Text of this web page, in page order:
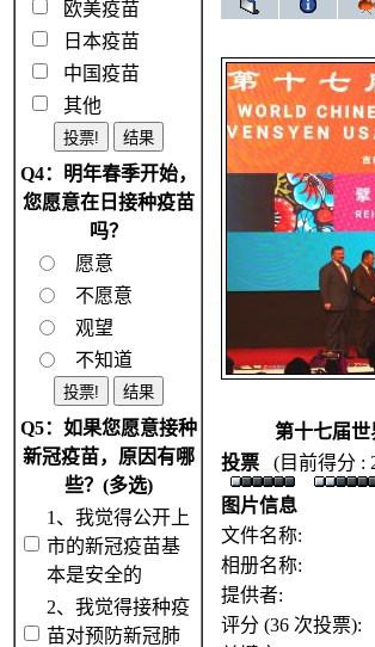
欧美疫苗
日本疫苗
中国疫苗
其他
Q4：明年春季开始，
您愿意在日接种疫苗
吗？
愿意
不愿意
观望
不知道
Q5：如果您愿意接种
新冠疫苗，原因有哪
些？(多选)
1、我觉得公开上
市的新冠疫苗基
本是安全的
2、我觉得接种疫
苗对预防新冠肺
第十七届
投票
(目前得分 :
图片信息
文件名称:
相册名称:
提供者:
评分 (36 次投票):